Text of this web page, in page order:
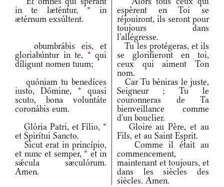
in te læténtur, * in
ætérnum exsúltent.
espèrent en Toi se
réjouiront, ils seront pour
toujours dans
l'allégresse.
obumbrábis eis, et
gloriabúntur in te, * qui
díligunt nomen tuum;
Tu les protégeras, et ils
se glorifieront en toi,
ceux qui aiment Ton
nom.
quóniam tu benedíces
iusto, Dómine, * quasi
scuto, bona voluntáte
coronábis eum.
Car Tu béniras le juste,
Seigneur ; Tu le
couronneras de Ta
bienveillance comme
d'un bouclier.
Glória Patri, et Fílio, *
et Spirítui Sancto.
Gloire au Père, et au
Fils, et au Saint Esprit.
Sicut erat in princípio,
et nunc et semper, * et in
sǽcula sæculórum.
Amen.
Comme il était au
commencement,
maintenant et toujours, et
dans les siècles des
siècles. Amen.